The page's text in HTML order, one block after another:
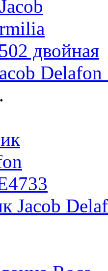
Delafon
Jacob